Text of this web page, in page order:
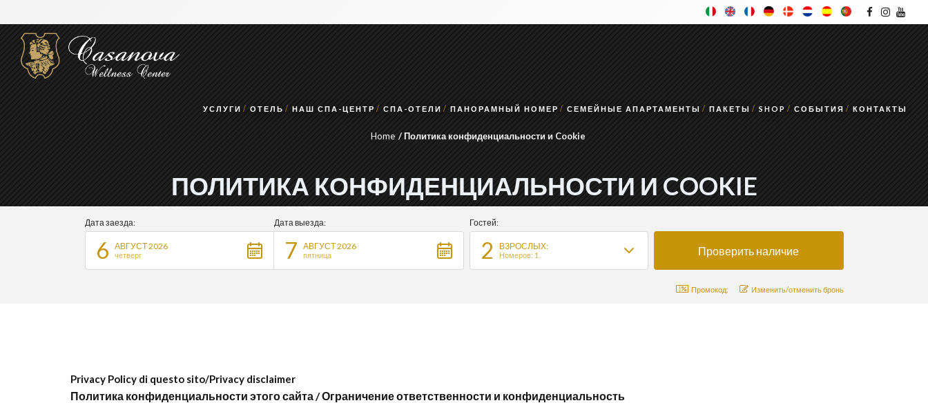
УСЛУГИ ОТЕЛЬ НАШ СПА-ЦЕНТР СПА-ОТЕЛИ ПАНОРАМНЫЙ НОМЕР СЕМЕЙНЫЕ АПАРТАМЕНТЫ ПАКЕТЫ SHOP СОБЫТИЯ КОНТАКТЫ
Home Политика конфиденциальности и Cookie
ПОЛИТИКА КОНФИДЕНЦИАЛЬНОСТИ И COOKIE
Дата заезда:
6 АВГУСТ 2026
четверг
Дата выезда:
7 АВГУСТ 2026
пятница
Гостей:
2 ВЗРОСЛЫХ:
Номеров: 1
Промокод: Изменить/отменить бронь
Privacy Policy di questo sito/Privacy disclaimer
Политика конфиденциальности этого сайта / Ограничение ответственности и конфиденциальность